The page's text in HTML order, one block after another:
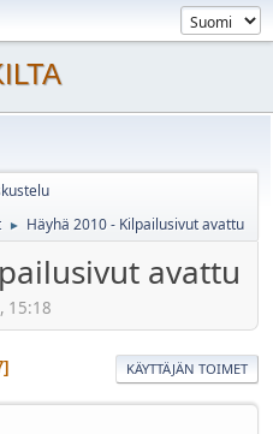
► Häyhä 2010 - Kilpailusivut avattu
avattu
15:18
KÄYTTÄJÄN TOIMET